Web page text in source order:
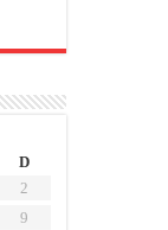
D
2
9